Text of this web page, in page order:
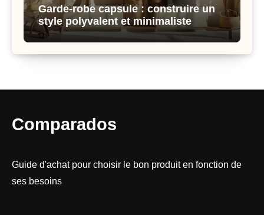
Garde-robe capsule : construire un
style polyvalent et minimaliste
Comparados
Guide d'achat pour choisir le bon produit en fonction de
ses besoins